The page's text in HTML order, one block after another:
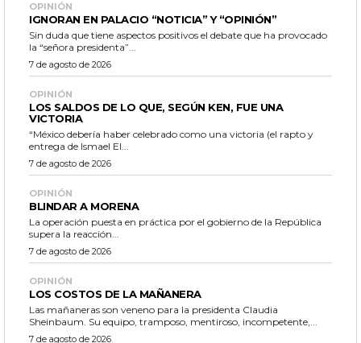
OPINIÓN
IGNORAN EN PALACIO “NOTICIA” Y “OPINIÓN”
Sin duda que tiene aspectos positivos el debate que ha provocado
la “señora presidenta”...
7 de agosto de 2026
OPINIÓN
LOS SALDOS DE LO QUE, SEGÚN KEN, FUE UNA
VICTORIA
“México debería haber celebrado como una victoria (el rapto y
entrega de Ismael El...
7 de agosto de 2026
OPINIÓN
BLINDAR A MORENA
La operación puesta en práctica por el gobierno de la República
supera la reacción...
7 de agosto de 2026
OPINIÓN
LOS COSTOS DE LA MAÑANERA
Las mañaneras son veneno para la presidenta Claudia
Sheinbaum. Su equipo, tramposo, mentiroso, incompetente,...
7 de agosto de 2026